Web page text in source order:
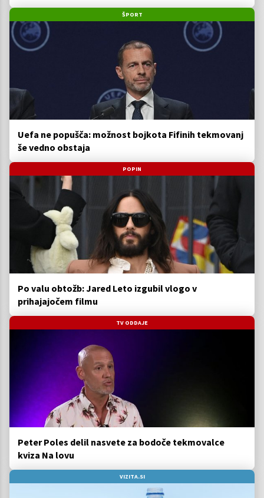
ŠPORT
Uefa ne popušča: možnost bojkota Fifinih tekmovanj
še vedno obstaja
POPIN
Po valu obtožb: Jared Leto izgubil vlogo v
prihajajočem filmu
TV ODDAJE
Peter Poles delil nasvete za bodoče tekmovalce
kviza Na lovu
VIZITA.SI